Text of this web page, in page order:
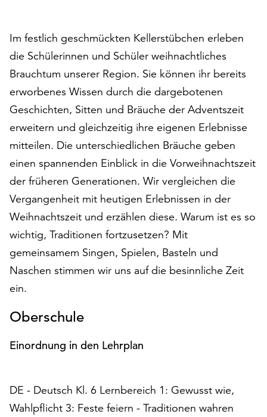
akzeptieren“,
um
alle
Cookies
zu
akzeptieren.
können
Ihr
Einverständnis
jederzeit
und
widerrufen.
Dafür
Ihnen
am
Ende
Seite
Schaltfläche
Verfügung.
Funktionale
Im festlich geschmückten Kellerstübchen erleben
die Schülerinnen und Schüler weihnachtliches
Brauchtum unserer Region. Sie können ihr bereits
erworbenes Wissen durch die dargebotenen
Geschichten, Sitten und Bräuche der Adventszeit
erweitern und gleichzeitig ihre eigenen Erlebnisse
mitteilen. Die unterschiedlichen Bräuche geben
einen spannenden Einblick in die Vorweihnachtszeit
der früheren Generationen. Wir vergleichen die
Vergangenheit mit heutigen Erlebnissen in der
Weihnachtszeit und erzählen diese. Warum ist es so
wichtig, Traditionen fortzusetzen? Mit
gemeinsamem Singen, Spielen, Basteln und
Naschen stimmen wir uns auf die besinnliche Zeit
ein.
Oberschule
Einordnung in den Lehrplan
DE - Deutsch Kl. 6 Lernbereich 1: Gewusst wie,
Wahlpflicht 3: Feste feiern - Traditionen wahren